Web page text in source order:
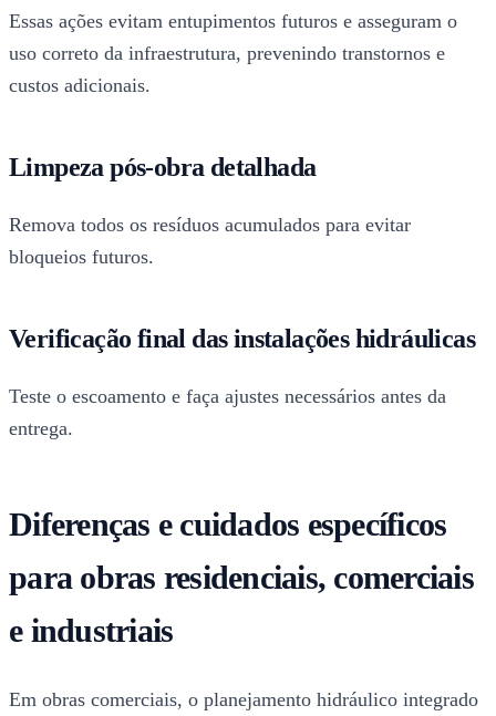
Essas ações evitam entupimentos futuros e asseguram o
uso correto da infraestrutura, prevenindo transtornos e
custos adicionais.
Limpeza pós-obra detalhada
Remova todos os resíduos acumulados para evitar
bloqueios futuros.
Verificação final das instalações hidráulicas
Teste o escoamento e faça ajustes necessários antes da
entrega.
Diferenças e cuidados específicos
para obras residenciais, comerciais
e industriais
Em obras comerciais, o planejamento hidráulico integrado